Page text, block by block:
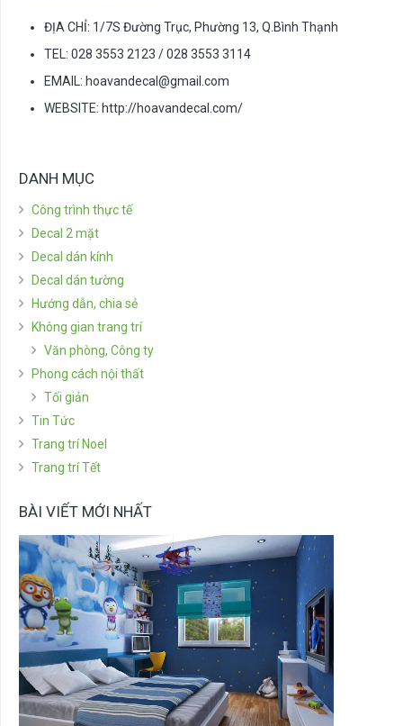
ĐỊA CHỈ: 1/7S Đường Trục, Phường 13, Q.Bình Thạnh
TEL: 028 3553 2123 / 028 3553 3114
EMAIL: hoavandecal@gmail.com
WEBSITE: http://hoavandecal.com/
DANH MỤC
Công trình thực tế
Decal 2 mặt
Decal dán kính
Decal dán tường
Hướng dẫn, chia sẻ
Không gian trang trí
Văn phòng, Công ty
Phong cách nội thất
Tối giản
Tin Tức
Trang trí Noel
Trang trí Tết
BÀI VIẾT MỚI NHẤT